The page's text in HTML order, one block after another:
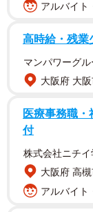
非公式マップ
予定で４回訪問
いようにと作成
にマッチしただ
可能でPDFデー
プリントでも印
くの人がつじさ
アルバイト
高時給・残業
マンパワーグ
大阪府 大
医療事務職
付
株式会社ニチ
大阪府 高
アルバイト